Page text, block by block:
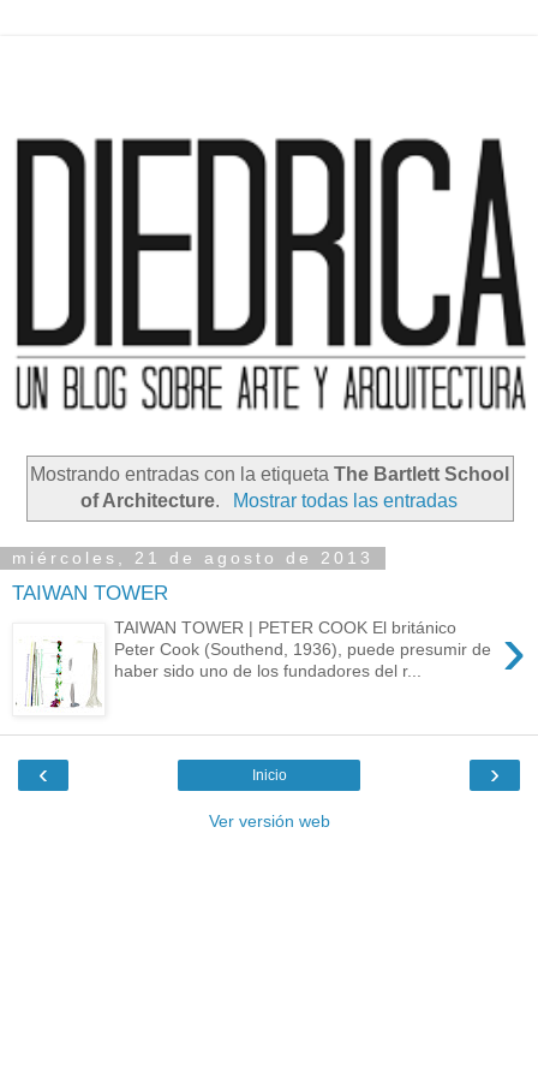
Mostrando entradas con la etiqueta The Bartlett School
of Architecture. Mostrar todas las entradas
miércoles, 21 de agosto de 2013
TAIWAN TOWER
›
TAIWAN TOWER | PETER COOK El británico
Peter Cook (Southend, 1936), puede presumir de
haber sido uno de los fundadores del r...
‹ ›
Inicio
Ver versión web